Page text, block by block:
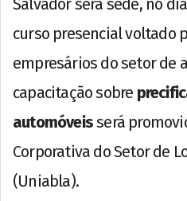
Salvador será sede, no dia
curso presencial voltado
empresários do setor de
capacitação sobre
automóveisserá
Corporativa do Setor de
(Uniabla).